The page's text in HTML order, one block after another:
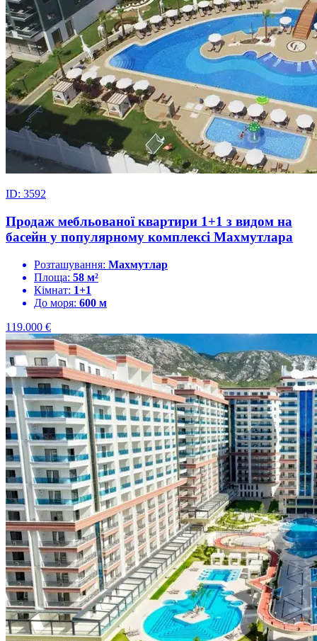
ID: 3592
Продаж мебльованої квартири 1+1 з видом на
басейн у популярному комплексі Махмутлара
Розташування: Махмутлар
Площа: 58 м²
Кімнат: 1+1
До моря: 600 м
119.000 €